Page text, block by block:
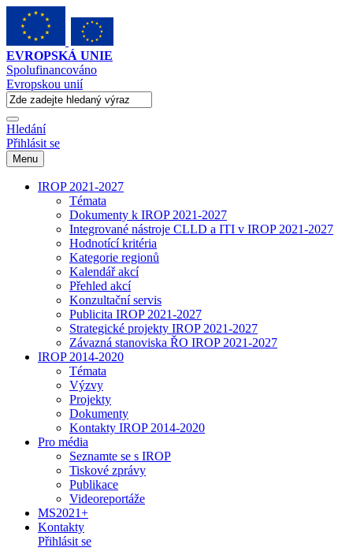
EVROPSKÁ UNIE
Spolufinancováno
Evropskou unií
Hledání
Přihlásit se
Menu
IROP 2021-2027
Témata
Dokumenty k IROP 2021-2027
Integrované nástroje CLLD a ITI v IROP 2021-2027
Hodnotící kritéria
Kategorie regionů
Kalendář akcí
Přehled akcí
Konzultační servis
Publicita IROP 2021-2027
Strategické projekty IROP 2021-2027
Závazná stanoviska ŘO IROP 2021-2027
IROP 2014-2020
Témata
Výzvy
Projekty
Dokumenty
Kontakty IROP 2014-2020
Pro média
Seznamte se s IROP
Tiskové zprávy
Publikace
Videoreportáže
MS2021+
Kontakty
Přihlásit se